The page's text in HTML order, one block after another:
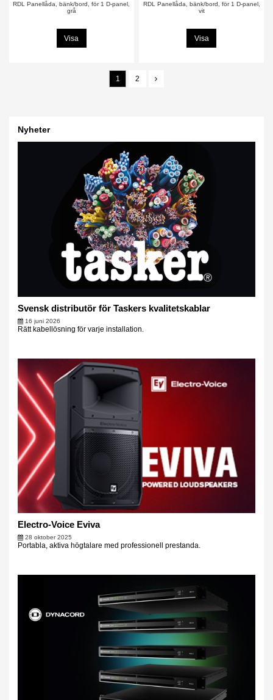
RDL Panellåda, bänk/bord, för 1 D-panel,
grå
Visa
RDL Panellåda, bänk/bord, för 1 D-panel,
vit
Visa
1 2
Nyheter
Svensk distributör för Taskers kvalitetskablar
16 juni 2026
Rätt kabellösning för varje installation.
Electro-Voice Eviva
28 oktober 2025
Portabla, aktiva högtalare med professionell prestanda.